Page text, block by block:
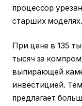
процессор
старших моделях.
При цене в 135
тысяч за
выпирающей
инвестицией.
предлагает